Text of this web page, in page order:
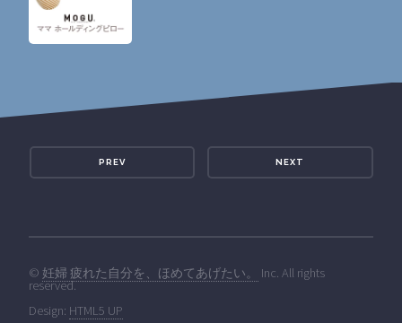
PREV NEXT
© 妊婦 疲れた自分を、ほめてあげたい。 Inc. All rights
reserved.
Design: HTML5 UP